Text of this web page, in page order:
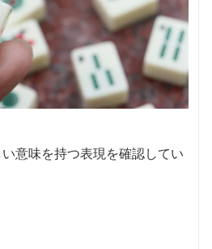
意味を持つ表現を確認してい